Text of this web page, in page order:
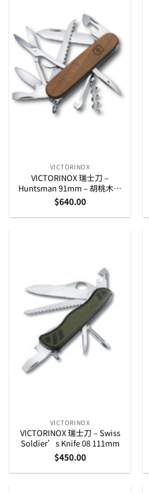
VICTORINOX
VICTORINOX 瑞士刀 –
Huntsman 91mm – 胡桃木刀
柄
$640.00
VICTORINOX
VICTORINOX 瑞士刀 – Swiss
Soldier’s Knife 08 111mm
$450.00